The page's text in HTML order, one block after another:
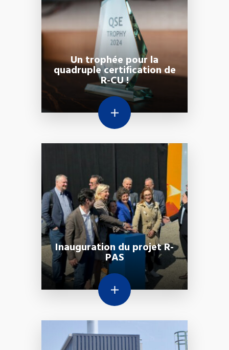
Un trophée pour la
quadruple certification de
R-CU !
Inauguration du projet R-
PAS